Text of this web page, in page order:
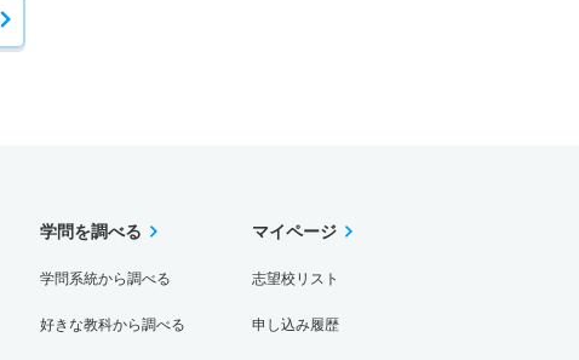
学問を調べる
学問系統から調べる
好きな教科から調べる
マイページ
志望校リスト
申し込み履歴